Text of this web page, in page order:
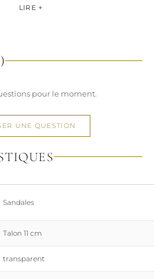
faire à d'autres univers. Pleaser est
110 pays.
des collections ultra féminines
Parce qu'un style ne
à une question de centimètres, la
simple : permettre à chacun
qui il veut être.
LIRE +
pour le moment.
UNE QUESTION
Sandales
Talon 11 cm
transparent